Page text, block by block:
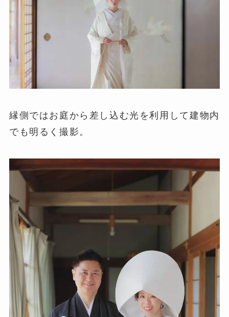
縁側ではお庭から差し込む光を利用して建物内
でも明るく撮影。